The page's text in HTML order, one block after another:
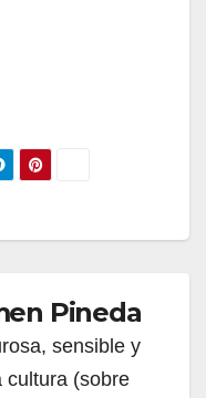
Pineda
sensible y
cultura (sobre